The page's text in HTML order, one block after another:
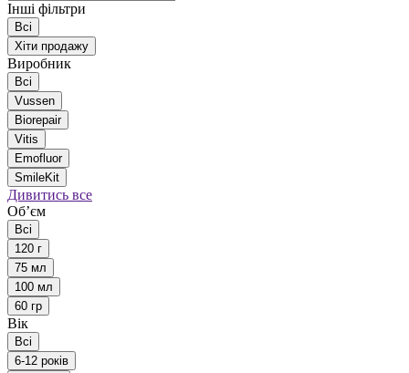
Інші фільтри
Всі
Хіти продажу
Виробник
Всі
Vussen
Biorepair
Vitis
Emofluor
SmileKit
Дивитись все
Обʼєм
Всі
120 г
75 мл
100 мл
60 гр
Вік
Всі
6-12 років